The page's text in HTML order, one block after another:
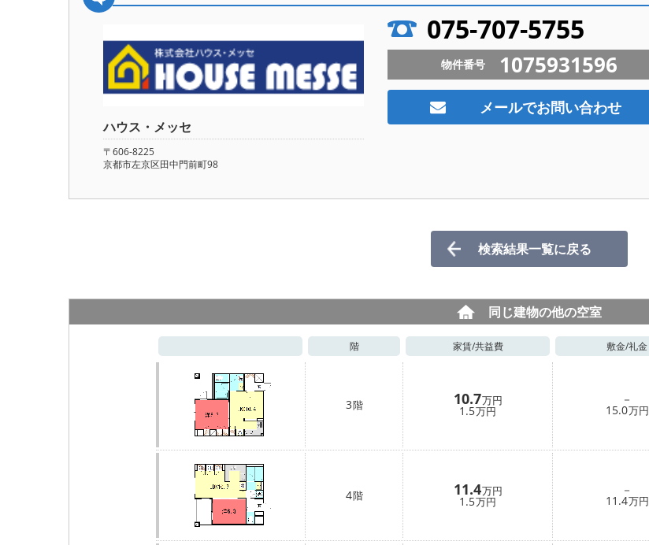
ハウス・メッセ
〒606-8225
京都市左京区田中門前町98
075-707-5755
物件番号 1075931596
メールでお問い合わせ
検索結果一覧に戻る
同じ建物の他の空室
階 家賃/共益費 敷金/礼金
3階 10.7万円
1.5万円
－
15.0万円
4階 11.4万円
1.5万円
－
11.4万円